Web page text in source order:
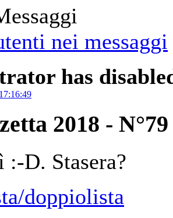
has
2018 - N°79
:-D. Stasera?
doppiolista